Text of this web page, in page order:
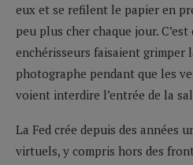
eux et se refilent le papier en
peu plus cher chaque jour.
enchérisseurs faisaient grimper
photographe pendant que les
voient interdire l’entrée de la
La Fed crée depuis des années
virtuels, y compris hors des